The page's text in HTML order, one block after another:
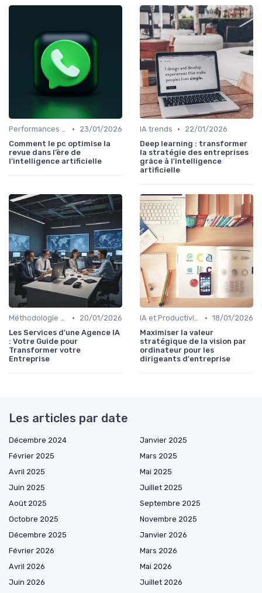
Performances Business •
23/01/2026
Comment le pc optimise la
revue dans l’ère de
l’intelligence artificielle
IA trends •
22/01/2026
Deep learning : transformer
la stratégie des entreprises
grâce à l’intelligence
artificielle
Méthodologie de déploiement IA •
20/01/2026
Les Services d'une Agence IA
: Votre Guide pour
Transformer votre
Entreprise
IA et Productivité • 18/01/2026
Maximiser la valeur
stratégique de la vision par
ordinateur pour les
dirigeants d'entreprise
Les articles par date
Décembre 2024
Janvier 2025
Février 2025
Mars 2025
Avril 2025
Mai 2025
Juin 2025
Juillet 2025
Août 2025
Septembre 2025
Octobre 2025
Novembre 2025
Décembre 2025
Janvier 2026
Février 2026
Mars 2026
Avril 2026
Mai 2026
Juin 2026
Juillet 2026